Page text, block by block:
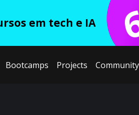
em tech e IA
Bootcamps Projects Community